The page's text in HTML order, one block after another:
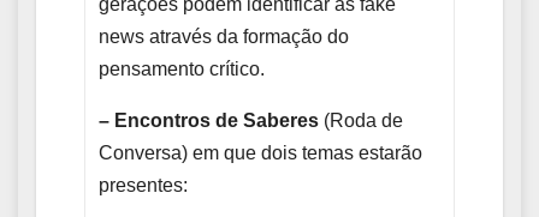
news através da formação do
pensamento crítico.
– Encontros de Saberes (Roda de
Conversa) em que dois temas estarão
presentes: